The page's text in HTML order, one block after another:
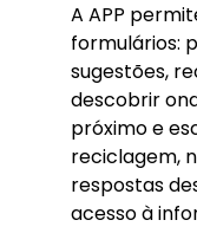
A APP
formulários:
sugestões,
descobrir
próximo e
reciclagem,
respostas
acesso à